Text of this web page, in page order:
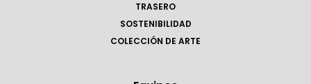
TRASERO
SOSTENIBILIDAD
COLECCIÓN DE ARTE